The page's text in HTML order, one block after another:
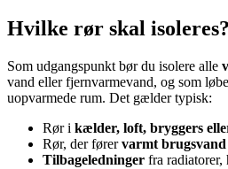
Hvilke rør skal isoleres?
Som udgangspunkt bør du isolere alle
vand eller fjernvarmevand, og som
uopvarmede rum. Det gælder typisk:
Rør i kælder, loft, bryggers
Rør, der førervarmt brugsvand
Tilbageledninger fra radiatorer,